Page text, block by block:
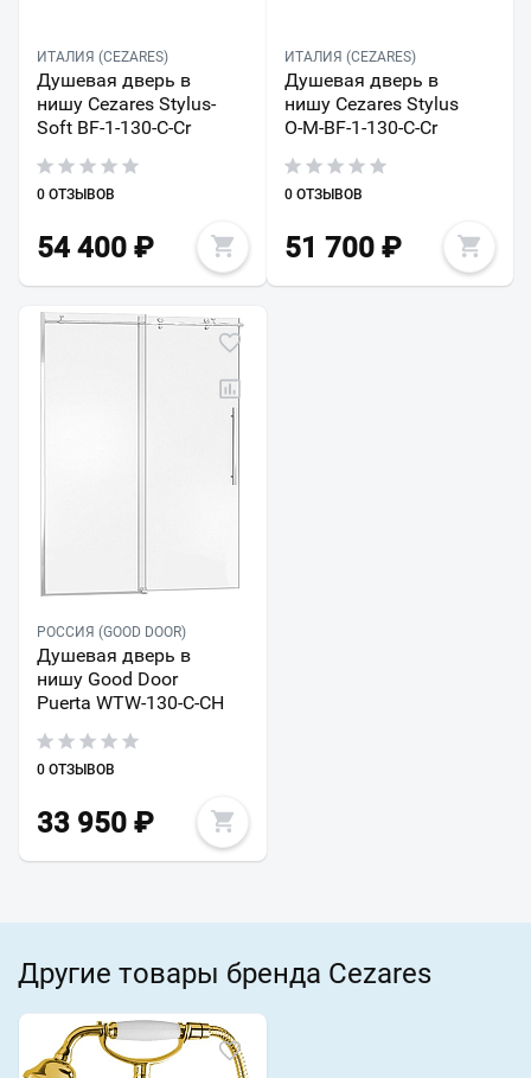
ИТАЛИЯ (CEZARES)
Душевая дверь в
нишу Cezares Stylus-
Soft BF-1-130-C-Cr
0 ОТЗЫВОВ
54 400 ₽
ИТАЛИЯ (CEZARES)
Душевая дверь в
нишу Cezares Stylus
O-M-BF-1-130-C-Cr
0 ОТЗЫВОВ
51 700₽
РОССИЯ (GOOD DOOR)
Душевая дверь в
нишу Good Door
Puerta WTW-130-C-CH
0 ОТЗЫВОВ
33 950 ₽
Другие товары бренда Cezares